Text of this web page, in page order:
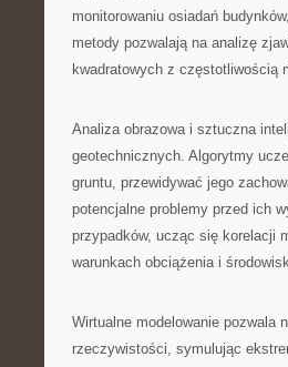
monitorowaniu osiadań
metody pozwalają na analizę
kwadratowych z częstotliwością
Analiza obrazowa i sztuczna
geotechnicznych. Algorytmy
gruntu, przewidywać jego
potencjalne problemy przed ich
przypadków, ucząc się korelacji
warunkach obciążenia i
Wirtualne modelowanie pozwala
rzeczywistości, symulując